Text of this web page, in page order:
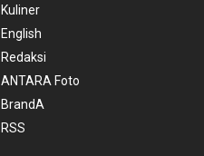
Kuliner
English
Redaksi
ANTARA Foto
BrandA
RSS